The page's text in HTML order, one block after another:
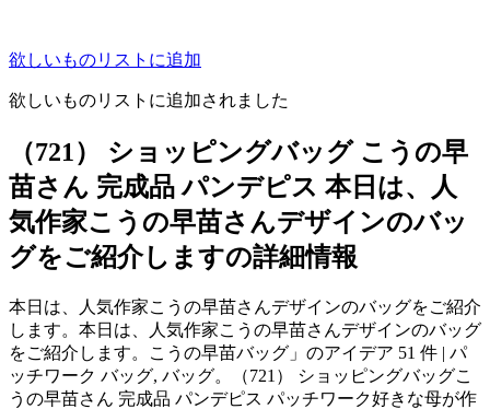
欲しいものリストに追加
欲しいものリストに追加されました
（721） ショッピングバッグ こうの早
苗さん 完成品 パンデピス 本日は、人
気作家こうの早苗さんデザインのバッ
グをご紹介しますの詳細情報
本日は、人気作家こうの早苗さんデザインのバッグをご紹介
します。本日は、人気作家こうの早苗さんデザインのバッグ
をご紹介します。こうの早苗バッグ」のアイデア 51 件 | パ
ッチワーク バッグ, バッグ。（721） ショッピングバッグこ
うの早苗さん 完成品 パンデピス パッチワーク好きな母が作